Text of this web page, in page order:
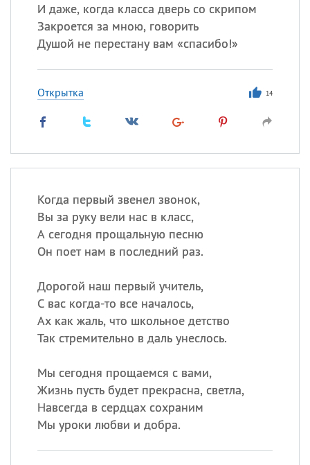
И даже, когда класса дверь со скрипом
Закроется за мною, говорить
Душой не перестану вам «спасибо!»
Открытка 14
Когда первый звенел звонок,
Вы за руку вели нас в класс,
А сегодня прощальную песню
Он поет нам в последний раз.
Дорогой наш первый учитель,
С вас когда-то все началось,
Ах как жаль, что школьное детство
Так стремительно в даль унеслось.
Мы сегодня прощаемся с вами,
Жизнь пусть будет прекрасна, светла,
Навсегда в сердцах сохраним
Мы уроки любви и добра.